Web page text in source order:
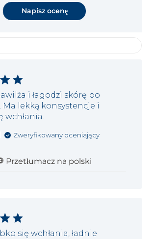
Napisz ocenę
i łagodzi skórę po
lekką konsystencje i
wchłania.
Zweryfikowany oceniający
Przetłumacz na polski
się wchłania, ładnie